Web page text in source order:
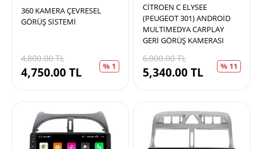
360 KAMERA ÇEVRESEL
GÖRÜŞ SİSTEMİ
4,800.00TL
4,750.00TL % 1
CİTROEN C ELYSEE
(PEUGEOT 301) ANDROİD
MULTİMEDYA CARPLAY
GERİ GÖRÜŞ KAMERASI
6,000.00TL
5,340.00TL % 11